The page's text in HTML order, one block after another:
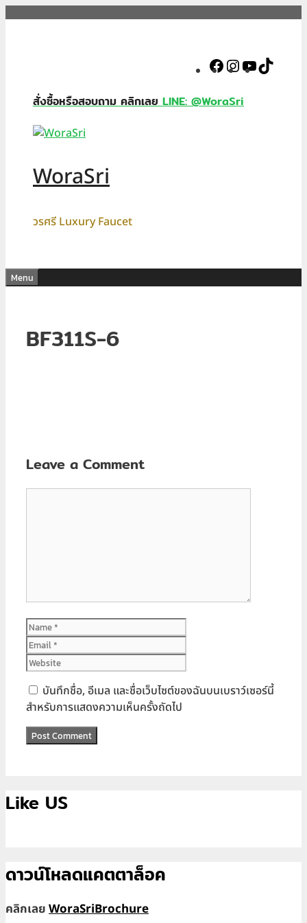
Facebook
Instagram
YouTube
สั่งซื้อหรือสอบถาม คลิกเลยLINE: @WoraSri
WoraSri
วรศรี Luxury Faucet
Menu
BF311S-6
Leave a Comment
Name
บันทึกชื่อ, อีเมล และชื่อเว็บไซต์ของฉันบนเบราว์เซอร์นี้
สำหรับการแสดงความเห็นครั้งถัดไป
Like US
ดาวน์โหลดแคตตาล็อค
คลิกเลยWoraSriBrochure